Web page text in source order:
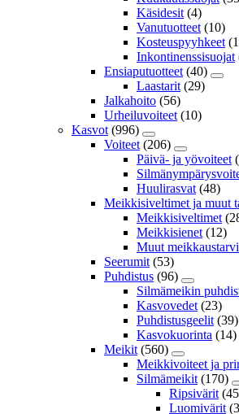
Käsidesit (4)
Vanutuotteet (10)
Kosteuspyyhkeet
Inkontinenssisuojat
Ensiaputuotteet (40)
Laastarit (29)
Jalkahoito (56)
Urheiluvoiteet (10)
Kasvot (996)
Voiteet (206)
Päivä- ja yövoiteet
Huulirasvat (48)
Meikkisiveltimet ja muut
Meikkisiveltimet
Meikkisienet (12)
Muut
Seerumit (53)
Puhdistus (96)
Silmämeikin
Kasvovedet (23)
Puhdistusgeelit (39)
Kasvokuorinta (14)
Meikit (560)
Meikkivoiteet ja
Silmämeikit (170)
Ripsivärit
Luomivärit